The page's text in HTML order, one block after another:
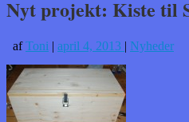
Nyt projekt: Kiste til
afToni | april 4, 2013 | Nyheder